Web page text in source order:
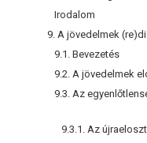
Irodalom
9. A jövedelmek
9.1. Bevezetés
9.2. A jövedelmek
9.3.1. Az